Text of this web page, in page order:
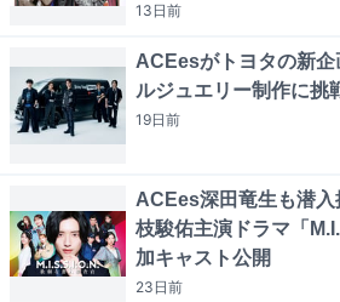
13日前
ACEesがトヨタの新
ルジュエリー制作に挑
19日前
ACEes深田竜生も潜
枝駿佑主演ドラマ「
加キャスト公開
23日前